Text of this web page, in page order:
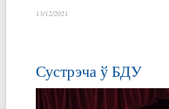
13/12/2021
Сустрэча ў БДУ